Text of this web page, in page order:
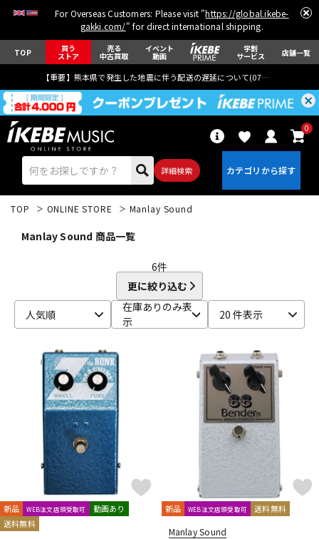
For Overseas Customers: Please visit "https://global.ikebe-
gakki.com/" for direct international shipping.
TOP 買う
ストア
売る
中古買取
イベント
動画
学割
サービス 店舗一覧
【重要】熊本県で発生した地震に伴う配送の遅延について(07月29日
詳細検索
0
ドラム パーカッション
キーボード 電子ピアノ
管楽器 その他楽器
TOP ONLINE STORE Manlay Sound
Manlay Sound 商品一覧
6件
更に絞り込む
人気順
在庫ありのみ表
示
20 件表示
新品 WEB注文店頭受取可
動画あり
送料無料
新品 WEB注文店頭受取可 送料無料
Manlay Sound